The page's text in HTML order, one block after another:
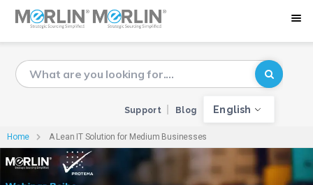
Support Blog English
Home A Lean IT Solution for Medium Businesses